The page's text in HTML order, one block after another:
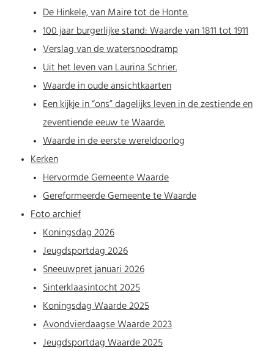
De Hinkele, van Maire tot de Honte.
100 jaar burgerlijke stand: Waarde van 1811 tot 1911
Verslag van de watersnoodramp
Uit het leven van Laurina Schrier.
Waarde in oude ansichtkaarten
Een kijkje in “ons” dagelijks leven in de zestiende en
zeventiende eeuw te Waarde.
Waarde in de eerste wereldoorlog
Kerken
Hervormde Gemeente Waarde
Gereformeerde Gemeente te Waarde
Foto archief
Koningsdag 2026
Jeugdsportdag 2026
Sneeuwpret januari 2026
Sinterklaasintocht 2025
Koningsdag Waarde 2025
Avondvierdaagse Waarde 2023
Jeugdsportdag Waarde 2025